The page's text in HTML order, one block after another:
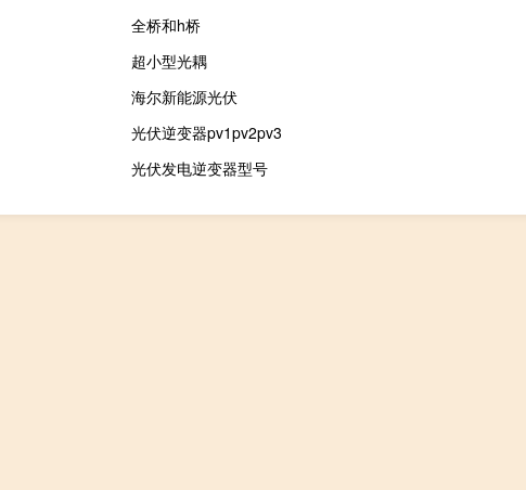
全桥和h桥
超小型光耦
海尔新能源光伏
光伏逆变器pv1pv2pv3
光伏发电逆变器型号